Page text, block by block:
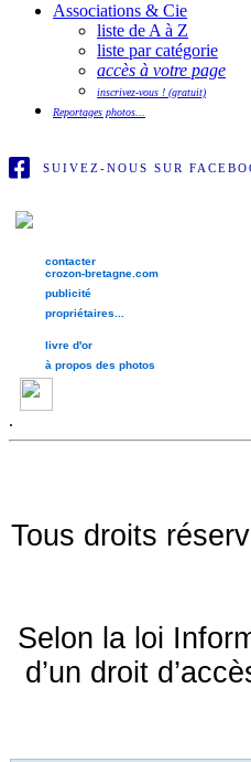
Associations & Cie
liste de A à Z
liste par catégorie
accès à votre page
inscrivez-vous ! (gratuit)
Reportages photos...
SUIVEZ-NOUS SUR
contacter
crozon-bretagne.com
publicité
propriétaires...
livre d'or
à propos des photos
.
Tous droits
Selon la loi
d’un droit